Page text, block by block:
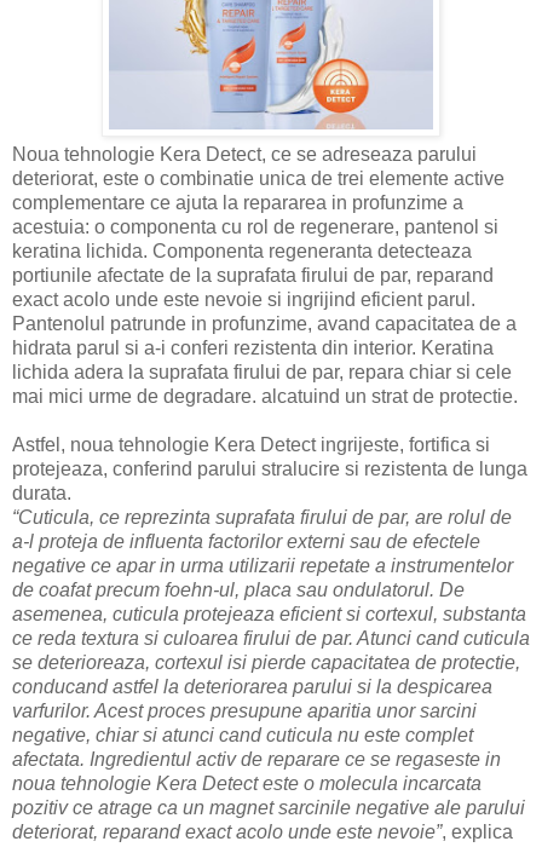
Noua tehnologie Kera Detect, ce se adreseaza parului
deteriorat, este o combinatie unica de trei elemente active
complementare ce ajuta la repararea in profunzime a
acestuia: o componenta cu rol de regenerare, pantenol si
keratina lichida. Componenta regeneranta detecteaza
portiunile afectate de la suprafata firului de par, reparand
exact acolo unde este nevoie si ingrijind eficient parul.
Pantenolul patrunde in profunzime, avand capacitatea de a
hidrata parul si a-i conferi rezistenta din interior. Keratina
lichida adera la suprafata firului de par, repara chiar si cele
mai mici urme de degradare. alcatuind un strat de protectie.
Astfel, noua tehnologie Kera Detect ingrijeste, fortifica si
protejeaza, conferind parului stralucire si rezistenta de lunga
durata.
“Cuticula, ce reprezinta suprafata firului de par, are rolul de
a-l proteja de influenta factorilor externi sau de efectele
negative ce apar in urma utilizarii repetate a instrumentelor
de coafat precum foehn-ul, placa sau ondulatorul. De
asemenea, cuticula protejeaza eficient si cortexul, substanta
ce reda textura si culoarea firului de par. Atunci cand cuticula
se deterioreaza, cortexul isi pierde capacitatea de protectie,
conducand astfel la deteriorarea parului si la despicarea
varfurilor. Acest proces presupune aparitia unor sarcini
negative, chiar si atunci cand cuticula nu este complet
afectata. Ingredientul activ de reparare ce se regaseste in
noua tehnologie Kera Detect este o molecula incarcata
pozitiv ce atrage ca un magnet sarcinile negative ale parului
deteriorat, reparand exact acolo unde este nevoie”, explica